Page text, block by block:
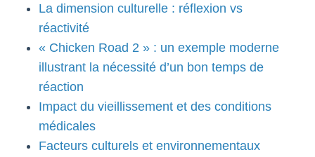
La dimension culturelle : réflexion vs
réactivité
« Chicken Road 2 » : un exemple moderne
illustrant la nécessité d’un bon temps de
réaction
Impact du vieillissement et des conditions
médicales
Facteurs culturels et environnementaux